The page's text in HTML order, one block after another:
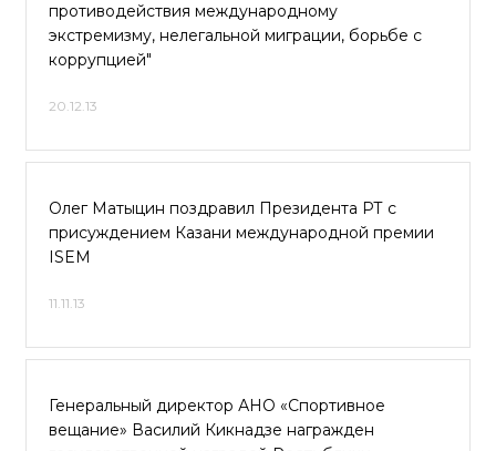
противодействия международному
экстремизму, нелегальной миграции, борьбе с
коррупцией"
20.12.13
Олег Матыцин поздравил Президента РТ с
присуждением Казани международной премии
ISEM
11.11.13
Генеральный директор АНО «Спортивное
вещание» Василий Кикнадзе награжден